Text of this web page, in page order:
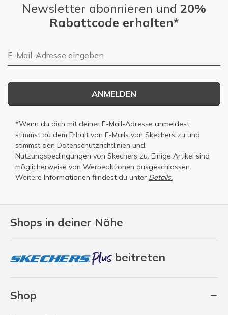
Shops in deiner Nähe
beitreten
Shop
Newsletter abonnieren und 20%
Rabattcode erhalten*
E-Mail-Adresse
ANMELDEN
*Wenn du dich mit deiner E-Mail-Adresse anmeldest,
stimmst du dem Erhalt von E-Mails von Skechers zu und
stimmst den Datenschutzrichtlinien und
Nutzungsbedingungen von Skechers zu. Einige Artikel sind
möglicherweise von Werbeaktionen ausgeschlossen.
Weitere Informationen fiindest du unter Details.